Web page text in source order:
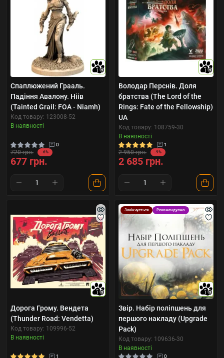
10
Спаплюжений Грааль.
Падіння Авалону. Ніів
(Tainted Grail: FOA - Niamh)
Код товару: 123008-52
В наявності
0
720 грн. -6%
677 грн.
10
Володар Перснів. Доля
братства (The Lord of the
Rings: Fate of the Fellowship)
UA
Код товару: 108759-30
В наявності
1
2 950 грн. -9%
2 685 грн.
10
Дорога Грому. Вендета
(Thunder Road: Vendetta)
Код товару: 109996-52
В наявності
1
Закінчується Рекомендуємо
10
Звір. Набір поліпшень для
першого накладу (Upgrade
Pack)
Код товару: 109636-30
В наявності
0